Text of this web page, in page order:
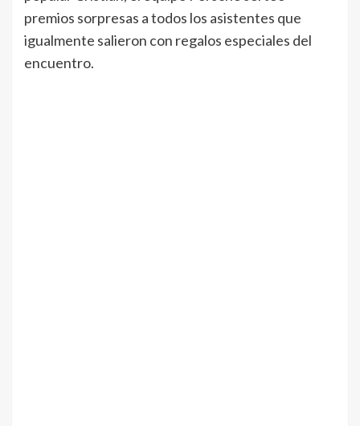
premios sorpresas a todos los asistentes que
igualmente salieron con regalos especiales del
encuentro.